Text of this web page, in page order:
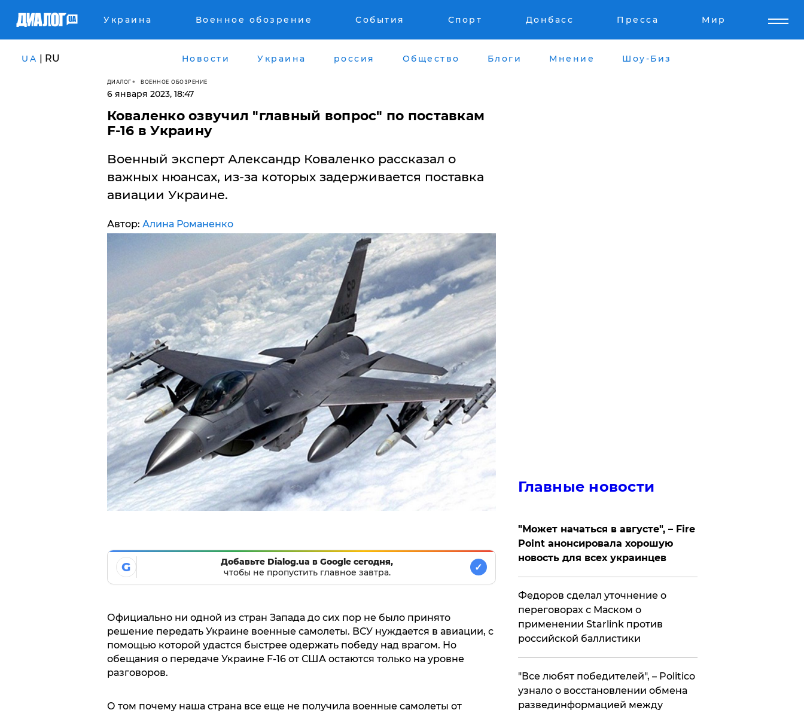
Украина Военное обозрение События Спорт Донбасс Пресса Мир
UA | RU Новости Украина россия Общество Блоги Мнение Шоу-Биз
ДИАЛОГ ВОЕННОЕ ОБОЗРЕНИЕ
6 января 2023, 18:47
Коваленко озвучил "главный вопрос" по поставкам
F-16 в Украину
Военный эксперт Александр Коваленко рассказал о
важных нюансах, из-за которых задерживается поставка
авиации Украине.
Автор: Алина Романенко
G
Добавьте Dialog.ua в Google сегодня,
чтобы не пропустить главное завтра.
✓
Официально ни одной из стран Запада до сих пор не было принято
решение передать Украине военные самолеты. ВСУ нуждается в авиации, с
помощью которой удастся быстрее одержать победу над врагом. Но
обещания о передаче Украине F-16 от США остаются только на уровне
разговоров.
О том почему наша страна все еще не получила военные самолеты от
Главные новости
"Может начаться в августе", – Fire
Point анонсировала хорошую
новость для всех украинцев
Федоров сделал уточнение о
переговорах с Маском о
применении Starlink против
российской баллистики
​"Все любят победителей", – Politico
узнало о восстановлении обмена
развединформацией между